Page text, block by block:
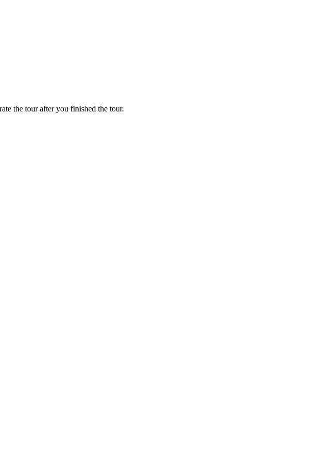
the tour after you finished the tour.